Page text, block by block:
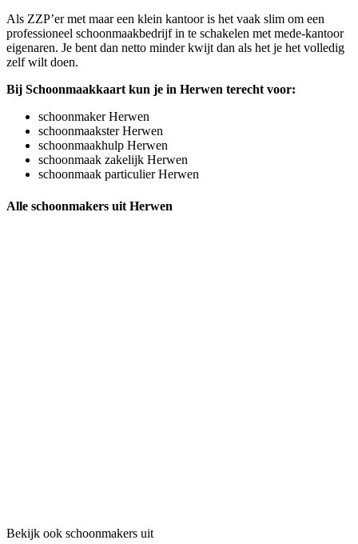
Als ZZP’er met maar een klein kantoor is het vaak slim om een
professioneel schoonmaakbedrijf in te schakelen met mede-kantoor
eigenaren. Je bent dan netto minder kwijt dan als het je het volledig
zelf wilt doen.
Bij Schoonmaakkaart kun je in Herwen terecht voor:
schoonmaker Herwen
schoonmaakster Herwen
schoonmaakhulp Herwen
schoonmaak zakelijk Herwen
schoonmaak particulier Herwen
Alle schoonmakers uit Herwen
Bekijk ook schoonmakers uit